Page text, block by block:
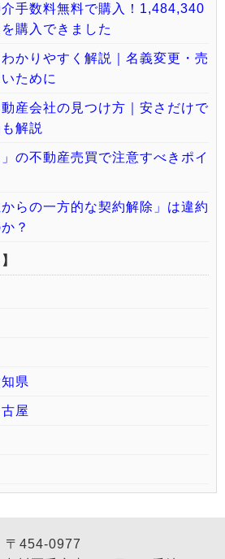
介手数料無料で購入！1,484,340
購入できました
かりやすく解説｜名義変更・売
ために
産会社の見つけ方｜安さだけで
解説
の不動産売買で注意すべきポイ
らの一方的な契約解除」は違約
？
県
屋
〒454-0977